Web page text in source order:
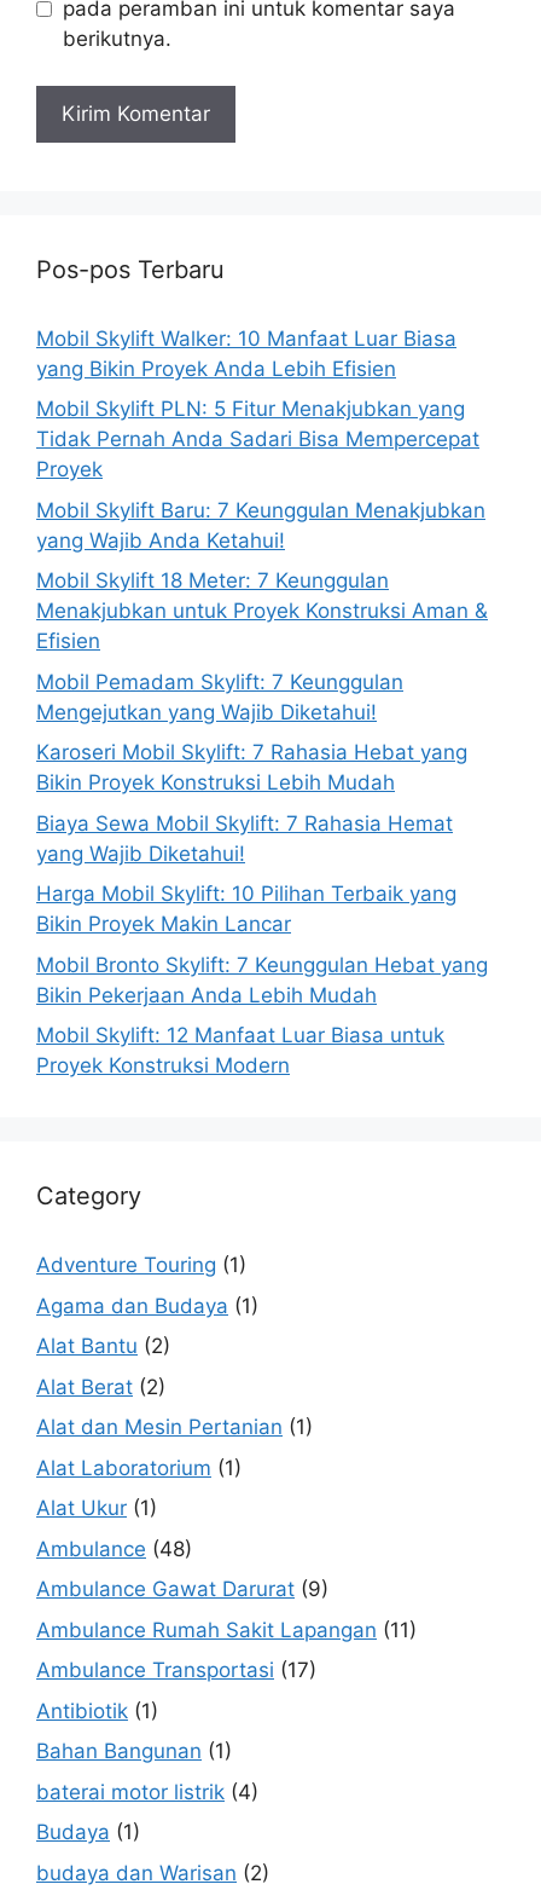
pada peramban ini untuk komentar saya
berikutnya.
Pos-pos Terbaru
Mobil Skylift Walker: 10 Manfaat Luar Biasa
yang Bikin Proyek Anda Lebih Efisien
Mobil Skylift PLN: 5 Fitur Menakjubkan yang
Tidak Pernah Anda Sadari Bisa Mempercepat
Proyek
Mobil Skylift Baru: 7 Keunggulan Menakjubkan
yang Wajib Anda Ketahui!
Mobil Skylift 18 Meter: 7 Keunggulan
Menakjubkan untuk Proyek Konstruksi Aman &
Efisien
Mobil Pemadam Skylift: 7 Keunggulan
Mengejutkan yang Wajib Diketahui!
Karoseri Mobil Skylift: 7 Rahasia Hebat yang
Bikin Proyek Konstruksi Lebih Mudah
Biaya Sewa Mobil Skylift: 7 Rahasia Hemat
yang Wajib Diketahui!
Harga Mobil Skylift: 10 Pilihan Terbaik yang
Bikin Proyek Makin Lancar
Mobil Bronto Skylift: 7 Keunggulan Hebat yang
Bikin Pekerjaan Anda Lebih Mudah
Mobil Skylift: 12 Manfaat Luar Biasa untuk
Proyek Konstruksi Modern
Category
Adventure Touring (1)
Agama dan Budaya (1)
Alat Bantu (2)
Alat Berat (2)
Alat dan Mesin Pertanian (1)
Alat Laboratorium (1)
Alat Ukur (1)
Ambulance (48)
Ambulance Gawat Darurat (9)
Ambulance Rumah Sakit Lapangan (11)
Ambulance Transportasi (17)
Antibiotik (1)
Bahan Bangunan (1)
baterai motor listrik (4)
Budaya (1)
budaya dan Warisan (2)